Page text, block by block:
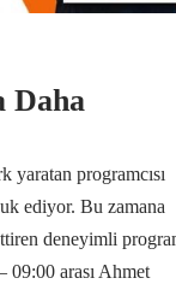
Daha
yaratan programcısı
ediyor. Bu zamana
deneyimli
09:00 arası Ahmet